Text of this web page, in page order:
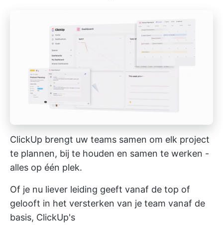
ClickUp brengt uw teams samen om elk project
te plannen, bij te houden en samen te werken -
alles op één plek.
Of je nu liever leiding geeft vanaf de top of
gelooft in het versterken van je team vanaf de
basis, ClickUp's